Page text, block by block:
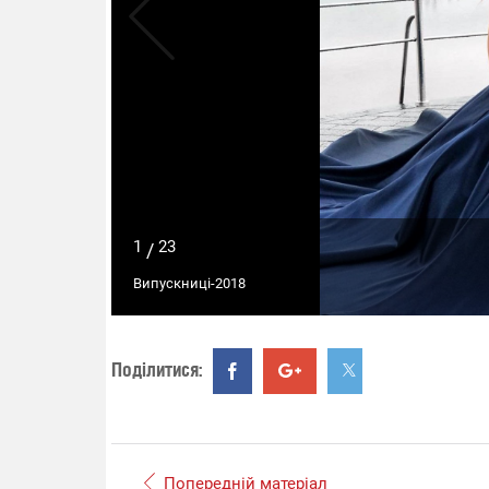
1 / 23
Випускниці-2018
Поділитися:
Попередній матеріал